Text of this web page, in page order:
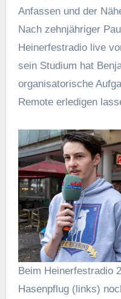
Anfassen und der
Nach zehnjähriger
Heinerfestradio live
sein Studium hat
organisatorische
Remote erledigen
Beim Heinerfestradio
Hasenpflug (links)